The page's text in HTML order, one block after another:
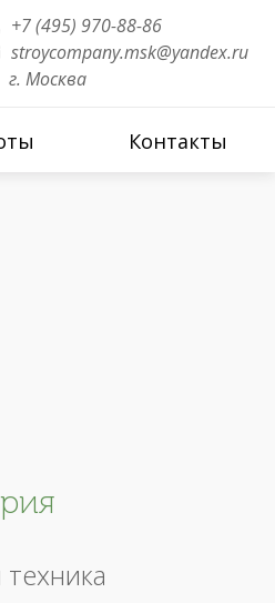
+7 (495) 970-88-86
stroycompany.msk@yandex.ru
г. Москва
Контакты